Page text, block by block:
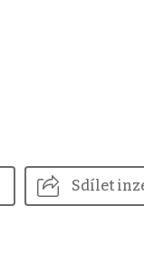
Sdílet